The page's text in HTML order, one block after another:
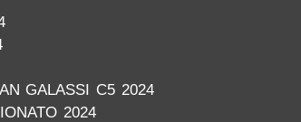
GALASSI C5 2024
2024